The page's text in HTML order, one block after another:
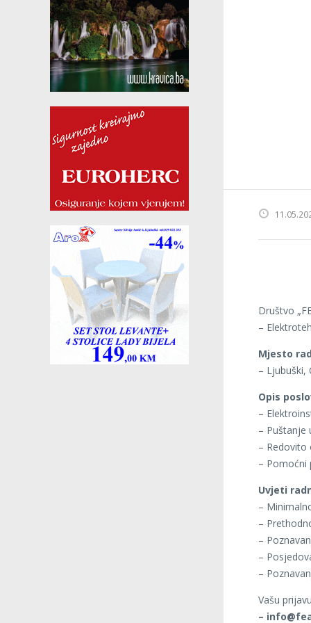
Društvo
–
Mjesto
– Ljubuški,
Opis
–
– Puštanje
– Redovito
– Pomoćni
Uvjeti
–
–
–
–
–
Vašu
–